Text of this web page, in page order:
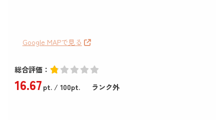
Google MAPで見る
総合評価：
16.67pt./ 100pt. ランク外